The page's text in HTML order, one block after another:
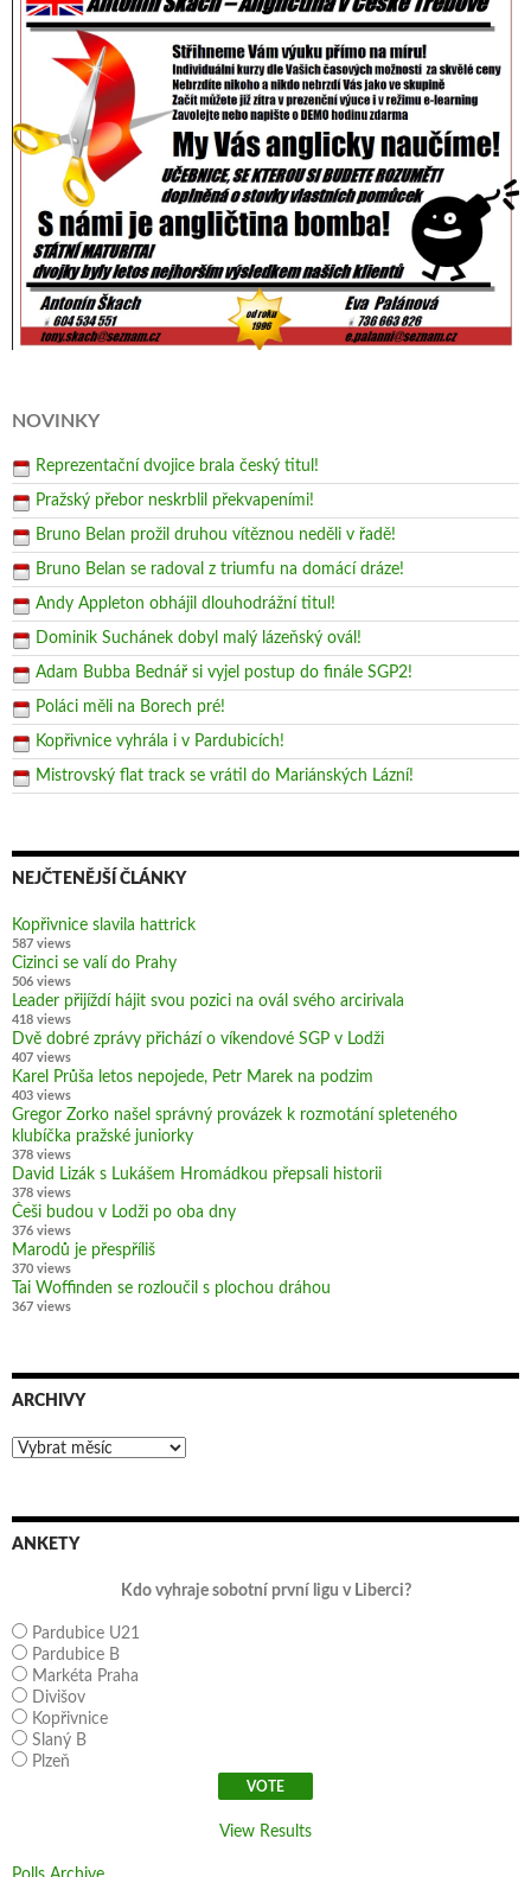
NOVINKY
Reprezentační dvojice brala český titul!
Pražský přebor neskrblil překvapeními!
Bruno Belan prožil druhou vítěznou neděli v řadě!
Bruno Belan se radoval z triumfu na domácí dráze!
Andy Appleton obhájil dlouhodrážní titul!
Dominik Suchánek dobyl malý lázeňský ovál!
Adam Bubba Bednář si vyjel postup do finále SGP2!
Poláci měli na Borech pré!
Kopřivnice vyhrála i v Pardubicích!
Mistrovský flat track se vrátil do Mariánských Lázní!
NEJČTENĚJŠÍ ČLÁNKY
Kopřivnice slavila hattrick
587 views
Cizinci se valí do Prahy
506 views
Leader přijíždí hájit svou pozici na ovál svého arcirivala
418 views
Dvě dobré zprávy přichází o víkendové SGP v Lodži
407 views
Karel Průša letos nepojede, Petr Marek na podzim
403 views
Gregor Zorko našel správný provázek k rozmotání spleteného
klubíčka pražské juniorky
378 views
David Lizák s Lukášem Hromádkou přepsali historii
378 views
Češi budou v Lodži po oba dny
376 views
Marodů je přespříliš
370 views
Tai Woffinden se rozloučil s plochou dráhou
367 views
ARCHIVY
Archivy
ANKETY
Kdo vyhraje sobotní první ligu v Liberci?
Pardubice U21
Pardubice B
Markéta Praha
Divišov
Kopřivnice
Slaný B
Plzeň
View Results